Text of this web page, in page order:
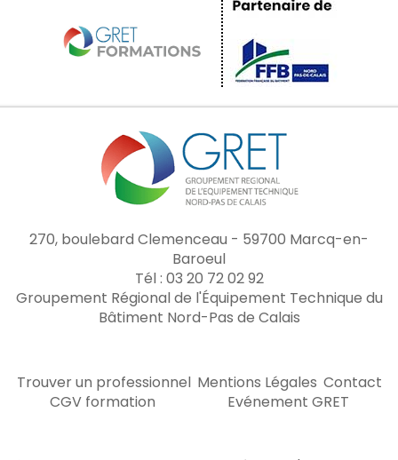
270, boulebard Clemenceau - 59700 Marcq-en-
Baroeul
Tél : 03 20 72 02 92
Groupement Régional de l'Équipement Technique du
Bâtiment Nord-Pas de Calais
Trouver un professionnel Mentions Légales Contact
CGV formation
Evénement GRET